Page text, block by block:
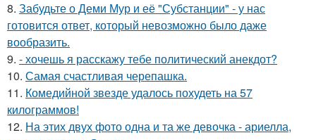
8. Забудьте о Деми Мур и её "Субстанции" - у нас
готовится ответ, который невозможно было даже
вообразить.
9. - хочешь я расскажу тебе политический анекдот?
10. Самая счастливая черепашка.
11. Комедийной звезде удалось похудеть на 57
килограммов!
12. На этих двух фото одна и та же девочка - ариелла,